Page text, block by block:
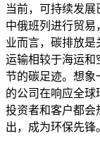
当前，可持续发
中俄班列进行贸
业而言，碳排放
运输相较于海运和
节的碳足迹。想象
的公司在响应全球
投资者和客户都会
出，成为环保先锋